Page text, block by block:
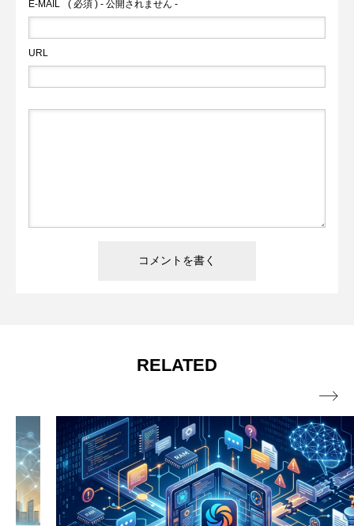
E-MAIL ( 必須 ) - 公開されません -
URL
RELATED
